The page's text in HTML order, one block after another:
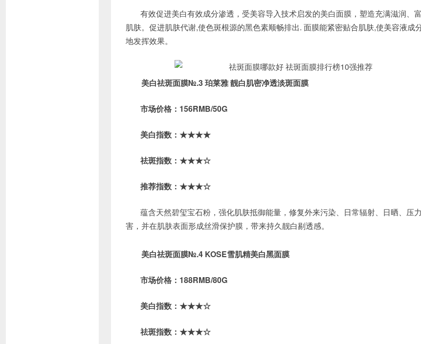
有效促进美白有效成分渗透，受美容导入技术启发的美白面膜，塑造充满滋润、
肌肤。促进肌肤代谢,使色斑根源的黑色素顺畅排出. 面膜能紧密贴合肌肤,使美容液成
地发挥效果。
美白祛斑面膜№.3 珀莱雅 靓白肌密净透淡斑面膜
市场价格：156RMB/50G
美白指数：★★★★
祛斑指数：★★★☆
推荐指数：★★★☆
蕴含天然碧玺宝石粉，强化肌肤抵御能量，修复外来污染、日常辐射、日晒、压
害，并在肌肤表面形成丝滑保护膜，带来持久靓白剔透感。
美白祛斑面膜№.4 KOSE雪肌精美白黑面膜
市场价格：188RMB/80G
美白指数：★★★☆
祛斑指数：★★★☆